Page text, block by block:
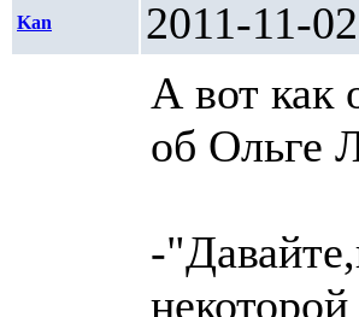
Kan
2011-11-
А вот как
об Ольге
-